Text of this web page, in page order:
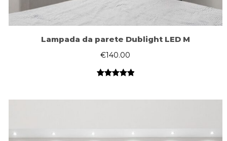
Lampada da parete Dublight LED M
€140.00